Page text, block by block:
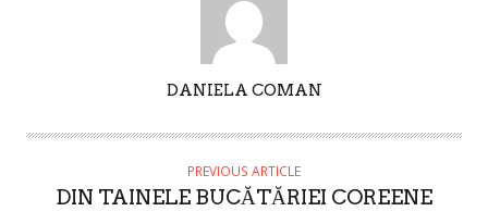
T
DANIELA COMAN
PREVIOUS ARTICLE
DIN TAINELE BUCĂTĂRIEI COREENE